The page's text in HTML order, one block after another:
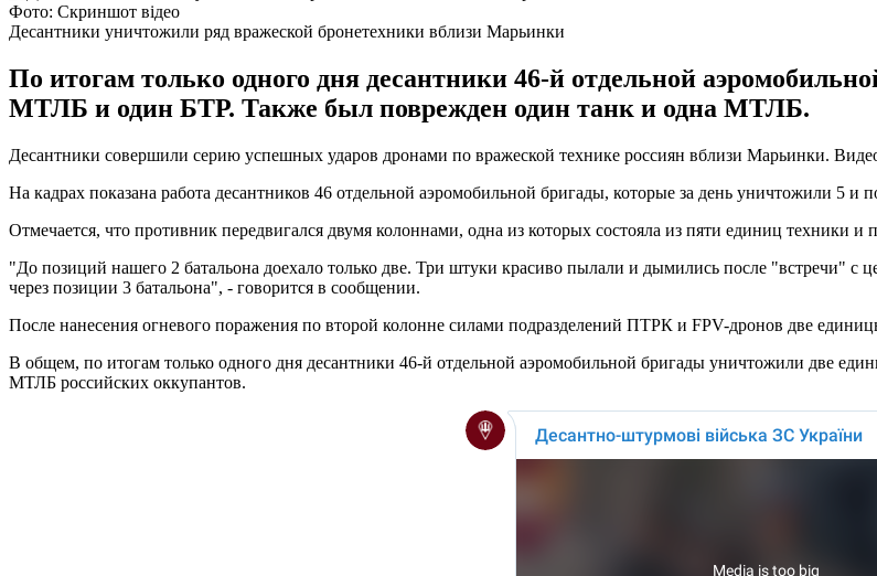
Фото: Скриншот відео
Десантники уничтожили ряд вражеской бронетехники вблизи Марьинки
По итогам только одного дня десантники 46-й отдельной
МТЛБ и один БТР. Также был поврежден один танк и одна МТЛБ.
Десантники совершили серию успешных ударов дронами по вражеской технике россиян вблизи Марьинки.
На кадрах показана работа десантников 46 отдельной аэромобильной бригады, которые за день уничтожили 5
Отмечается, что противник передвигался двумя колоннами, одна из которых состояла из пяти единиц техники
"До позиций нашего 2 батальона доехало только две. Три штуки красиво пылали и дымились после "встречи" с
через позиции 3 батальона", - говорится в сообщении.
После нанесения огневого поражения по второй колонне силами подразделений ПТРК и FPV-дронов две
В общем, по итогам только одного дня десантники 46-й отдельной аэромобильной бригады уничтожили две
МТЛБ российских оккупантов.